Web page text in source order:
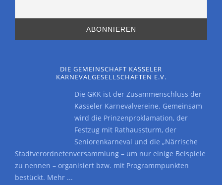
DIE GEMEINSCHAFT KASSELER
KARNEVALGESELLSCHAFTEN E.V.
Die GKK ist der Zusammenschluss der
Kasseler Karnevalvereine. Gemeinsam
wird die Prinzenproklamation, der
Festzug mit Rathaussturm, der
Seniorenkarneval und die „Närrische
Stadtverordnetenversammlung – um nur einige Beispiele
zu nennen – organisiert bzw. mit Programmpunkten
bestückt. Mehr ...